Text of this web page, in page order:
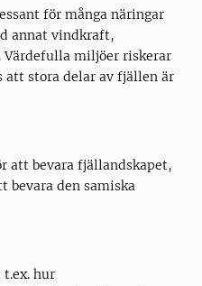
för många näringar
annat vindkraft,
miljöer riskerar
stora delar av fjällen är
att bevara fjällandskapet,
bevara den samiska
hur